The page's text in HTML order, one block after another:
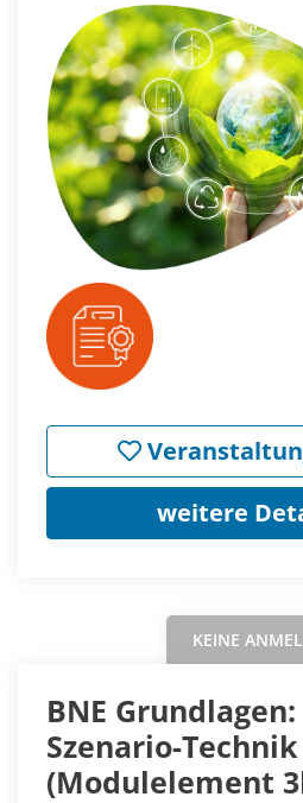
weitere
KEINE
BNE
Szenario-Technik
(Modulelement